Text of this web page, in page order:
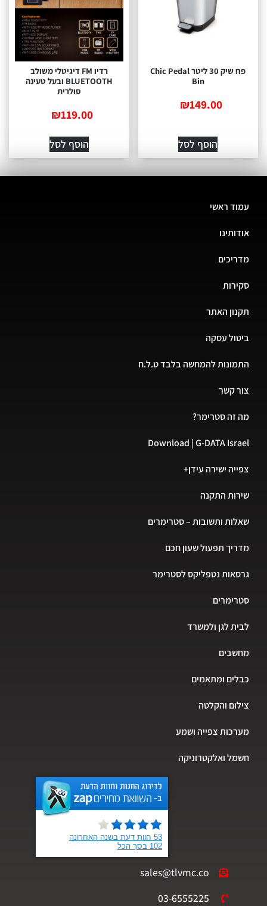
פח שיק 30 ליטר Chic Pedal
Bin
₪149.00
הוסף לסל
רדיו FM דיגיטלי משולב
BLUETOOTH ובעל טעינה
סולרית
₪119.00
הוסף לסל
עמוד ראשי
אודותינו
מדריכים
סקירות
תקנון האתר
ביטול עסקה
התמונות להמחשה בלבד ט.ל.ח
צור קשר
מה זה סטרימר?
Download | G-DATA Israel
צפייה ישירה עידן+
שירות התקנה
שאלות ותשובות – סטרימרים
מדריך תפעול שעון חכם
גרסאות נטפליקס לסטרימר
סטרימרים
לבית לגן ולמשרד
מחשבים
כבלים ומתאמים
צילום והקלטה
מערכות צפייה ושמע
חשמל ואלקטרוניקה
sales@tlvmc.co
03-6555225